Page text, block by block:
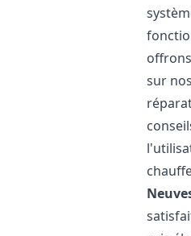
sur